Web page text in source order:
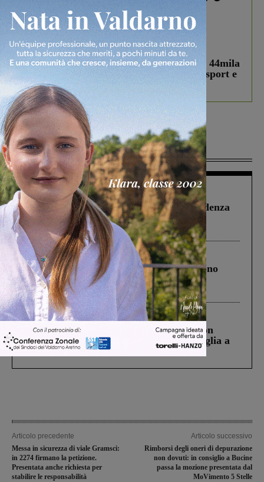
In vetrina 3 Agosto 2026
Estra Notizie agosto: Smart Cities, oltre 44mila
studenti coinvolti, torna il bando per lo sport e
debutta il podcast Estrair
Più lette
Figline Incisa Valdarno 1 Agosto 2026
Piscina di Figline finanziata oltre la scadenza
Pnrr, il gruppo di Fratelli d’Italia: “Un
ringraziamento al Governo”
Cronaca 4 Agosto 2026
Un anno fa la strage in A1 in cui morirono
Gianni, Giulia e Franco. Lo schianto, il
processo, lo stop ai sorpassi fra tir....
Cronaca 3 Agosto 2026
Scomparso da una struttura di Castiglion
Fiorentino l’uomo che aveva ucciso la figlia a
Levane nel 2020
Articolo precedente
Messa in sicurezza di viale Gramsci:
in 2274 firmano la petizione.
Presentata anche richiesta per
stabilire le responsabilità
Articolo successivo
Rimborsi degli oneri di depurazione
non dovuti: in consiglio a Bucine
passa la mozione presentata dal
MoVimento 5 Stelle